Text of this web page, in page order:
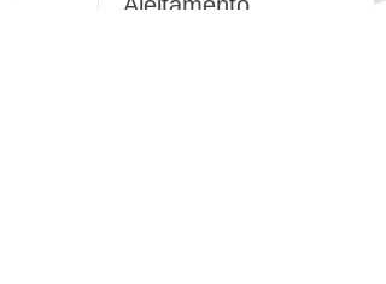
Fortalecendo o